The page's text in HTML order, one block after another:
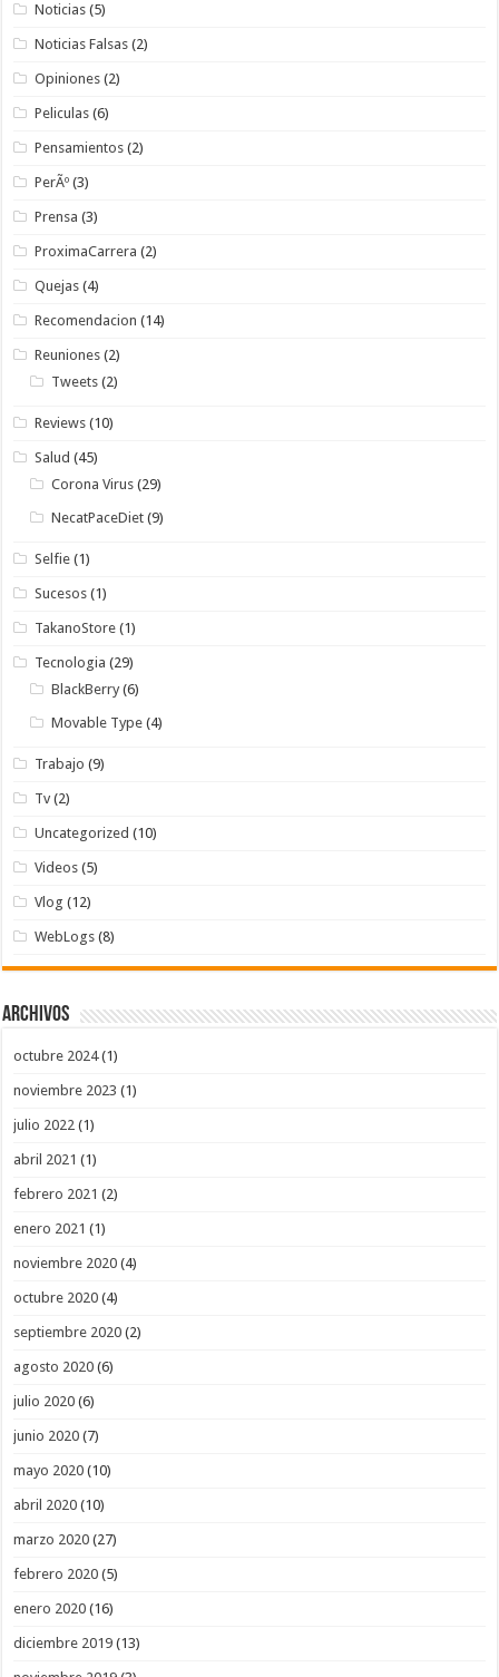
Noticias (5)
Noticias Falsas (2)
Opiniones (2)
Peliculas (6)
Pensamientos (2)
PerÃº (3)
Prensa (3)
ProximaCarrera (2)
Quejas (4)
Recomendacion (14)
Reuniones (2)
Tweets (2)
Reviews (10)
Salud (45)
Corona Virus (29)
NecatPaceDiet (9)
Selfie (1)
Sucesos (1)
TakanoStore (1)
Tecnologia (29)
BlackBerry (6)
Movable Type (4)
Trabajo (9)
Tv (2)
Uncategorized (10)
Videos (5)
Vlog (12)
WebLogs (8)
Archivos
octubre 2024(1)
noviembre 2023 (1)
julio 2022 (1)
abril 2021 (1)
febrero 2021 (2)
enero 2021 (1)
noviembre 2020 (4)
octubre 2020 (4)
septiembre 2020 (2)
agosto 2020 (6)
julio 2020 (6)
junio 2020 (7)
mayo 2020 (10)
abril 2020 (10)
marzo 2020 (27)
febrero 2020 (5)
enero 2020 (16)
diciembre 2019 (13)